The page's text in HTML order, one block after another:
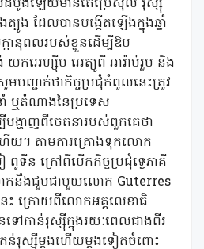
ដំបូងឡើយមានតែប្រេស៊ីល រុស្ស៊ី
បូង ដែលបានបង្កើតឡើងក្នុងឆ្នាំ
ានុពលរបស់ខ្លួនដើម្បីឱប
អេហ្ស៊ីប អេត្យូពី អារ៉ាប់រួម និង
បញ្ជាក់ថាកិច្ចប្រជុំកំពូលនេះត្រូវ
ឬតំណាងនៃប្រទេស
ង្ហាញពីចេតនារបស់ពួកគេថា
ើយ។ តាមការគ្រោងទុកលោក
ពូទីន ក្រៅពីបើកកិច្ចប្រជុំទ្វេភាគី
ោកនឹងជួបជាមួយលោក Guterres
ះ ក្រោយពីលោកអគ្គលេខាធិ
ៅកាន់រុស្ស៊ីក្នុងរយៈពេលជាងពីរ
ន់រុស្ស៊ីម្តងហើយម្តងទៀតចំពោះ